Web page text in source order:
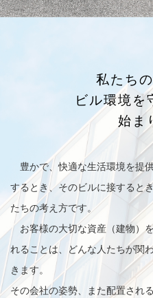
私たち
ビル環境を
始ま
豊かで、快適な生活環境を提
するとき、そのビルに接すると
たちの考え方です。
お客様の大切な資産（建物）
れることは、どんな人たちが関
きます。
その会社の姿勢、また配置され